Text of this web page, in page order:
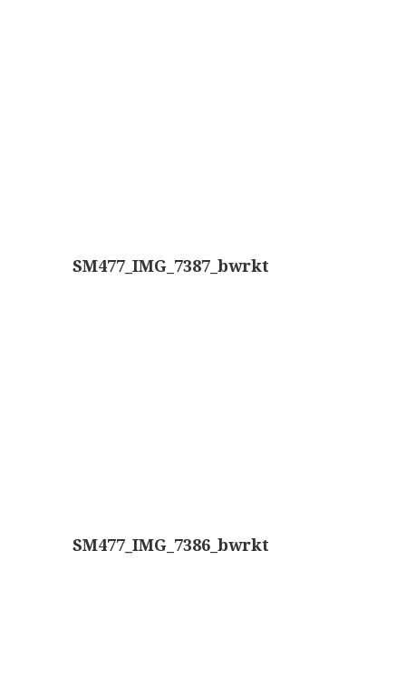
SM477_IMG_7387_bwrkt
SM477_IMG_7386_bwrkt